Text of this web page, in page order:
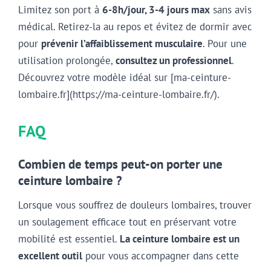
Limitez son port à 6-8h/jour, 3-4 jours max sans avis
médical. Retirez-la au repos et évitez de dormir avec
pour prévenir l’affaiblissement musculaire. Pour une
utilisation prolongée, consultez un professionnel.
Découvrez votre modèle idéal sur [ma-ceinture-
lombaire.fr](https://ma-ceinture-lombaire.fr/).
FAQ
Combien de temps peut-on porter une
ceinture lombaire ?
Lorsque vous souffrez de douleurs lombaires, trouver
un soulagement efficace tout en préservant votre
mobilité est essentiel. La ceinture lombaire est un
excellent outil pour vous accompagner dans cette